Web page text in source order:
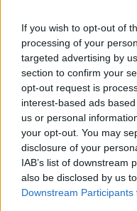
If you wish to opt-out of
processing of your
targeted advertising by
section to confirm your
opt-out request is
interest-based ads
us or personal
your opt-out. You may
disclosure of your
IAB’s list of downstream
also be disclosed by us
Downstream Participants
στο έργο του – Ποιος
Κοντοβουνήσιος
06.08.2026 - 14:55
Μιχάλης Τάτσης,
Επιχειρηματικής
06.08.2026 - 13:30
Όταν η επόμενη μέρα
Διαμεσολαβητής στον